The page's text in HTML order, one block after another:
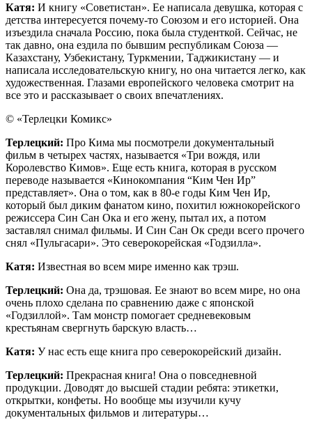
Катя: И книгу «Советистан». Ее написала девушка, которая с
детства интересуется почему-то Союзом и его историей. Она
изъездила сначала Россию, пока была студенткой. Сейчас, не
так давно, она ездила по бывшим республикам Союза —
Казахстану, Узбекистану, Туркмении, Таджикистану — и
написала исследовательскую книгу, но она читается легко, как
художественная. Глазами европейского человека смотрит на
все это и рассказывает о своих впечатлениях.
© «Терлецки Комикс»
Терлецкий: Про Кима мы посмотрели документальный
фильм в четырех частях, называется «Три вождя, или
Королевство Кимов». Еще есть книга, которая в русском
переводе называется «Кинокомпания “Ким Чен Ир”
представляет». Она о том, как в 80-е годы Ким Чен Ир,
который был диким фанатом кино, похитил южнокорейского
режиссера Син Сан Ока и его жену, пытал их, а потом
заставлял снимал фильмы. И Син Сан Ок среди всего прочего
снял «Пульгасари». Это северокорейская «Годзилла».
Катя: Известная во всем мире именно как трэш.
Терлецкий: Она да, трэшовая. Ее знают во всем мире, но она
очень плохо сделана по сравнению даже с японской
«Годзиллой». Там монстр помогает средневековым
крестьянам свергнуть барскую власть…
Катя: У нас есть еще книга про северокорейский дизайн.
Терлецкий: Прекрасная книга! Она о повседневной
продукции. Доводят до высшей стадии ребята: этикетки,
открытки, конфеты. Но вообще мы изучили кучу
документальных фильмов и литературы…